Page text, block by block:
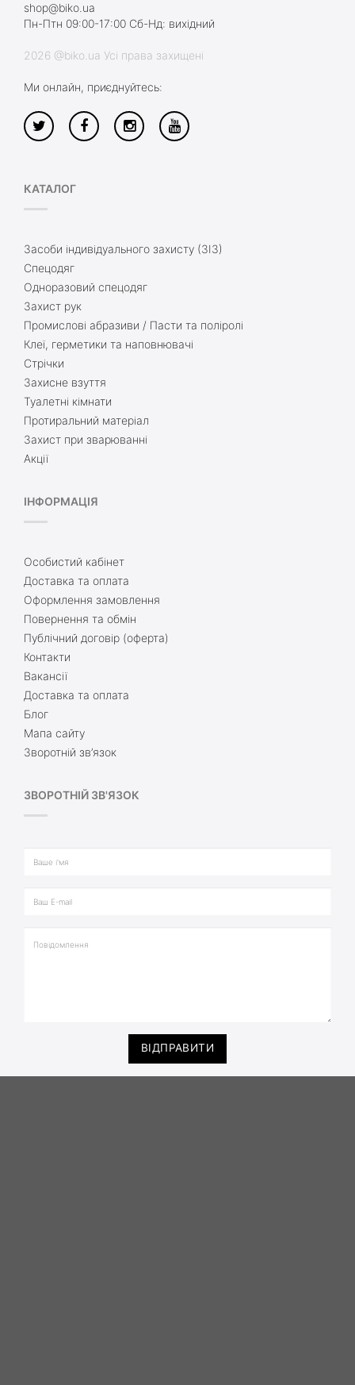
shop@biko.ua
Пн-Птн 09:00-17:00 Сб-Нд: вихідний
2026 @biko.ua Усі права захищені
Ми онлайн, приєднуйтесь:
КАТАЛОГ
Засоби індивідуального захисту (ЗІЗ)
Спецодяг
Одноразовий спецодяг
Захист рук
Промислові абразиви / Пасти та поліролі
Клеї, герметики та наповнювачі
Стрічки
Захисне взуття
Туалетні кімнати
Протиральний матеріал
Захист при зварюванні
Акції
ІНФОРМАЦІЯ
Особистий кабінет
Доставка та оплата
Оформлення замовлення
Повернення та обмін
Публічний договір (оферта)
Контакти
Вакансії
Доставка та оплата
Блог
Мапа сайту
Зворотній зв’язок
ЗВОРОТНІЙ ЗВ'ЯЗОК
ВІДПРАВИТИ